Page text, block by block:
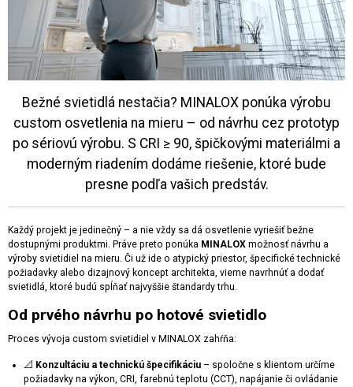
Bežné svietidlá nestačia? MINALOX ponúka výrobu
custom osvetlenia na mieru – od návrhu cez prototyp
po sériovú výrobu. S CRI ≥ 90, špičkovými materiálmi a
moderným riadením dodáme riešenie, ktoré bude
presne podľa vašich predstáv.
Každý projekt je jedinečný – a nie vždy sa dá osvetlenie vyriešiť bežne
dostupnými produktmi. Práve preto ponúka MINALOX možnosť návrhu a
výroby svietidiel na mieru. Či už ide o atypický priestor, špecifické technické
požiadavky alebo dizajnový koncept architekta, vieme navrhnúť a dodať
svietidlá, ktoré budú spĺňať najvyššie štandardy trhu.
Od prvého návrhu po hotové svietidlo
Proces vývoja custom svietidiel v MINALOX zahŕňa:
📐 Konzultáciu a technickú špecifikáciu – spoločne s klientom určíme
požiadavky na výkon, CRI, farebnú teplotu (CCT), napájanie či ovládanie